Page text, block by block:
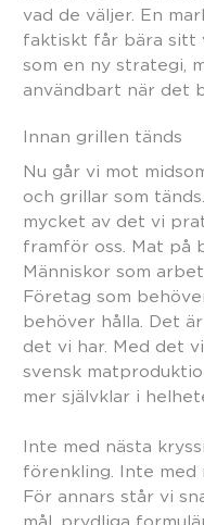
vad de väljer. En
faktiskt får bära sitt
som en ny strategi,
användbart när det
Innan grillen tänds
Nu går vi mot
och grillar som
mycket av det vi
framför oss. Mat på
Människor som
Företag som
behöver hålla. Det
det vi har. Med det
svensk
mer självklar i
Inte med nästa
förenkling. Inte med
För annars står vi
mål, prydliga